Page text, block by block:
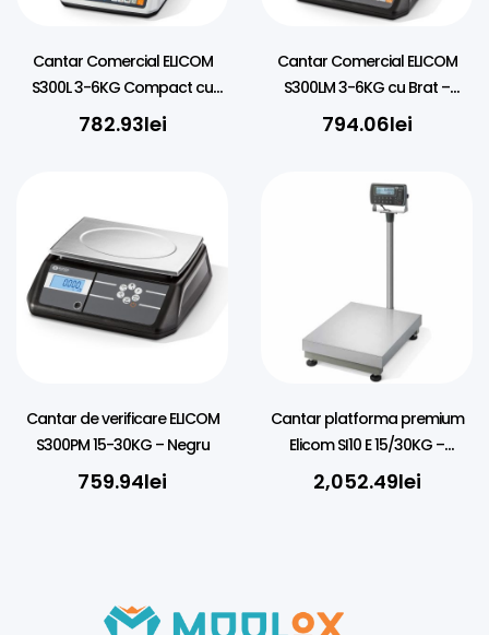
Cantar Comercial ELICOM
S300L 3-6KG Compact cu
Brat – Negru/Alb
782.93lei
Cantar Comercial ELICOM
S300LM 3-6KG cu Brat –
Negru/Alb
794.06lei
Cantar de verificare ELICOM
S300PM 15-30KG – Negru
759.94lei
Cantar platforma premium
Elicom SI10 E 15/30KG –
30X30CM
2,052.49lei